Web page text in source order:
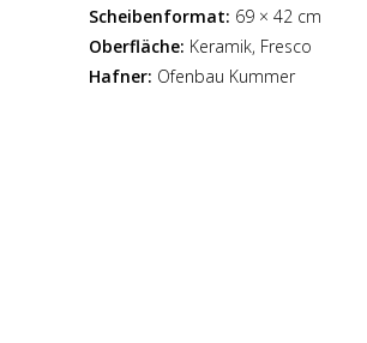
Scheibenformat: 69 × 42 cm
Oberfläche: Keramik, Fresco
Hafner: Ofenbau Kummer